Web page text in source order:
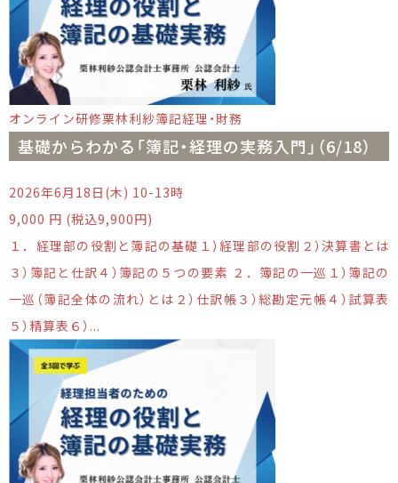
オンライン研修栗林利紗簿記経理・財務
基礎からわかる「簿記・経理の実務入門」（6/18）
2026年6月18日(木) 10-13時
9,000 円 (税込9,900円)
１．経理部の役割と簿記の基礎１）経理部の役割２）決算書とは
３）簿記と仕訳４）簿記の５つの要素 ２．簿記の一巡１）簿記の
一巡（簿記全体の流れ）とは２）仕訳帳３）総勘定元帳４）試算表
５）精算表６）...